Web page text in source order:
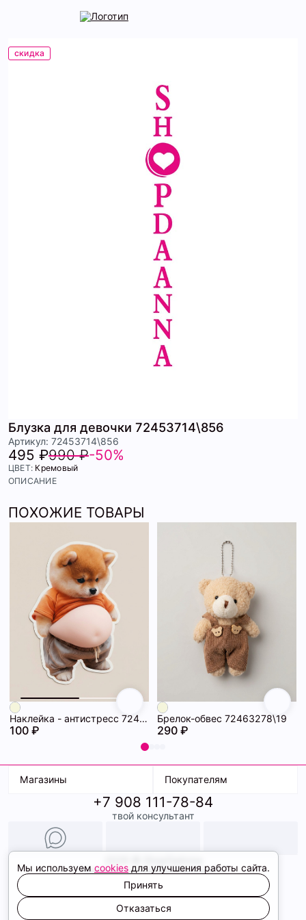
скидка
Блузка для девочки 72453714\856
Артикул: 72453714\856
495 ₽990 ₽-50%
ЦВЕТ: Кремовый
ОПИСАНИЕ
ПОХОЖИЕ ТОВАРЫ
Наклейка - антистресс 72463286\19
100 ₽
Брелок-обвес 72463278\19
290 ₽
Магазины
ТК Терминал
ТРК Континент
Покупателям
Доставка
Условия оплаты
Образы
+7 908 111-78-84
твой консультант
Политика конфиденциальности
Соглашение cookie
Сайт создали
Мы используем cookies для улучшения работы сайта.
Принять
Отказаться